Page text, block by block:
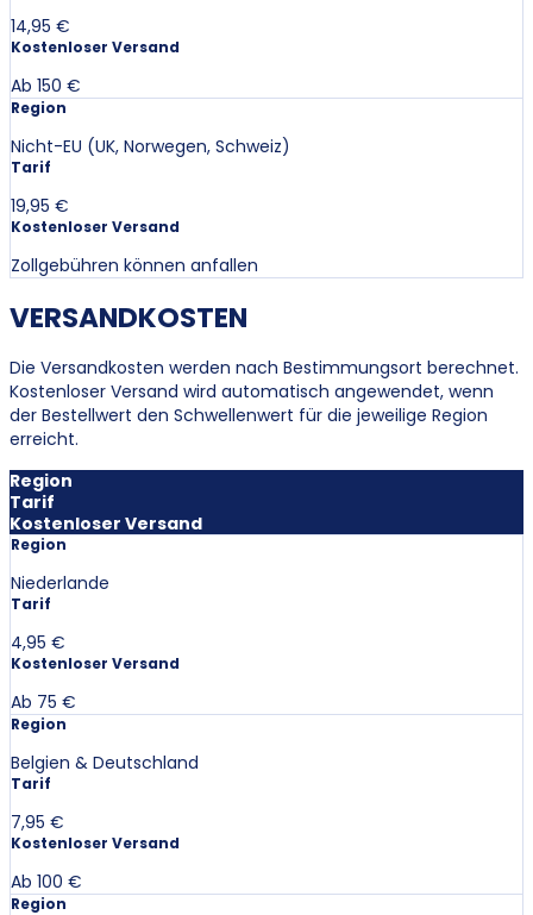
14,95 €
Kostenloser Versand
Ab 150 €
Region
Nicht-EU (UK, Norwegen, Schweiz)
Tarif
19,95 €
Kostenloser Versand
Zollgebühren können anfallen
VERSANDKOSTEN
Die Versandkosten werden nach Bestimmungsort berechnet.
Kostenloser Versand wird automatisch angewendet, wenn
der Bestellwert den Schwellenwert für die jeweilige Region
erreicht.
Region
Tarif
Kostenloser Versand
Region
Niederlande
Tarif
4,95 €
Kostenloser Versand
Ab 75 €
Region
Belgien & Deutschland
Tarif
7,95 €
Kostenloser Versand
Ab 100 €
Region